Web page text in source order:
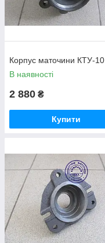
Корпус маточини КТУ-10
В наявності
2 880 ₴
Купити